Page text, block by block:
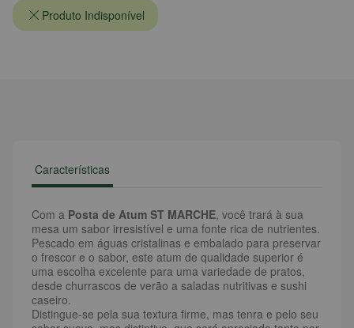
Produto Indisponível
Características
Com a Posta de Atum ST MARCHE, você trará à sua
mesa um sabor irresistível e uma fonte rica de nutrientes.
Pescado em águas cristalinas e embalado para preservar
o frescor e o sabor, este atum de qualidade superior é
uma escolha excelente para uma variedade de pratos,
desde churrascos de verão a saladas nutritivas e sushi
caseiro.
Distingue-se pela sua textura firme, mas tenra e pelo seu